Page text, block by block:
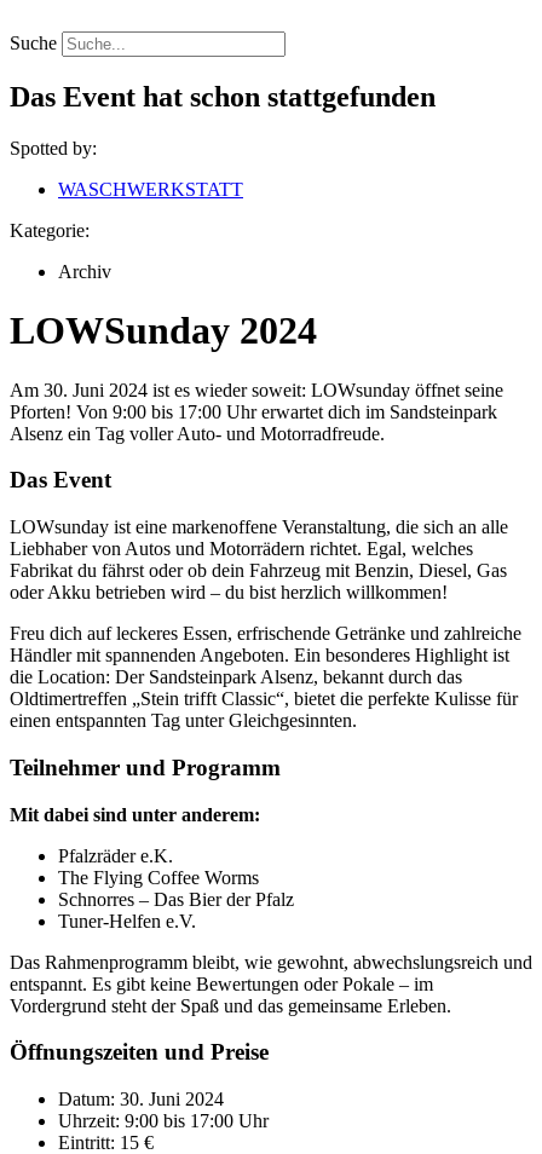
Inhalt
springen
Suche
Das Event hat schon stattgefunden
Spotted by:
WASCHWERKSTATT
Kategorie:
Archiv
LOWSunday 2024
Am 30. Juni 2024 ist es wieder soweit: LOWsunday öffnet seine
Pforten! Von 9:00 bis 17:00 Uhr erwartet dich im Sandsteinpark
Alsenz ein Tag voller Auto- und Motorradfreude.
Das Event
LOWsunday ist eine markenoffene Veranstaltung, die sich an alle
Liebhaber von Autos und Motorrädern richtet. Egal, welches
Fabrikat du fährst oder ob dein Fahrzeug mit Benzin, Diesel, Gas
oder Akku betrieben wird – du bist herzlich willkommen!
Freu dich auf leckeres Essen, erfrischende Getränke und zahlreiche
Händler mit spannenden Angeboten. Ein besonderes Highlight ist
die Location: Der Sandsteinpark Alsenz, bekannt durch das
Oldtimertreffen „Stein trifft Classic“, bietet die perfekte Kulisse für
einen entspannten Tag unter Gleichgesinnten.
Teilnehmer und Programm
Mit dabei sind unter anderem:
Pfalzräder e.K.
The Flying Coffee Worms
Schnorres – Das Bier der Pfalz
Tuner-Helfen e.V.
Das Rahmenprogramm bleibt, wie gewohnt, abwechslungsreich und
entspannt. Es gibt keine Bewertungen oder Pokale – im
Vordergrund steht der Spaß und das gemeinsame Erleben.
Öffnungszeiten und Preise
Datum: 30. Juni 2024
Uhrzeit: 9:00 bis 17:00 Uhr
Eintritt: 15 €